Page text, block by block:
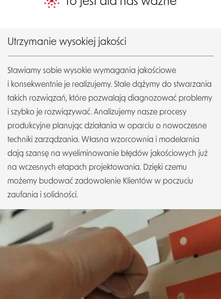
Utrzymanie wysokiej jakości
Stawiamy sobie wysokie wymagania jakościowe
i konsekwentnie je realizujemy. Stale dążymy do stwarzania
takich rozwiązań, które pozwalają diagnozować problemy
i szybko je rozwiązywać. Analizujemy nasze procesy
produkcyjne planując działania w oparciu o nowoczesne
techniki zarządzania. Własna wzorcownia i modelarnia
dają szansę na wyeliminowanie błędów jakościowych już
na wczesnych etapach projektowania. Dzięki czemu
możemy budować zadowolenie Klientów w poczuciu
zaufania i solidności.